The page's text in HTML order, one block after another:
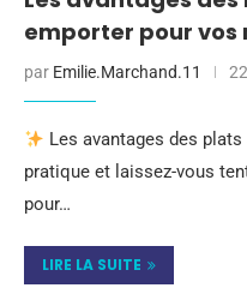
emporter pour vos
par Emilie.Marchand.11
Les avantages des
pratique et laissez-vous
pour…
LIRE LA SUITE